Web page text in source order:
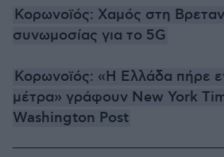
Κορωνοϊός: Χαμός στη
συνωμοσίας για το 5G
Κορωνοϊός: «Η Ελλάδα πήρε
μέτρα» γράφουν New York
Washington Post